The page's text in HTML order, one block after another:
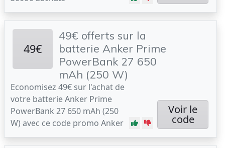
49€
49€ offerts sur la
batterie Anker Prime
PowerBank 27 650
mAh (250 W)
Economisez 49€ sur l'achat de
votre batterie Anker Prime
PowerBank 27 650 mAh (250
W) avec ce code promo Anker
Voir le
code